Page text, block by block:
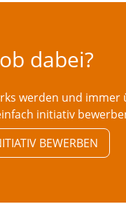
dabei?
werden und
initiativ
BEWERBEN